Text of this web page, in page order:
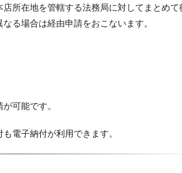
所在地を管轄する法務局に対してまとめて
る場合は経由申請をおこないます。
可能です。
電子納付が利用できます。